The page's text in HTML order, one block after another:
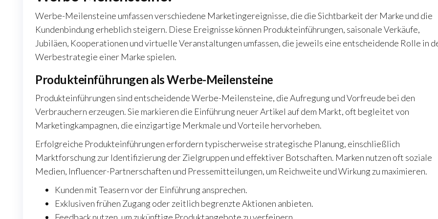
Werbe-Meilensteine umfassen verschiedene Marketingereignisse, die die Sichtbarkeit der Marke und die
Kundenbindung erheblich steigern. Diese Ereignisse können Produkteinführungen, saisonale Verkäufe,
Jubiläen, Kooperationen und virtuelle Veranstaltungen umfassen, die jeweils eine entscheidende Rolle in
Werbestrategie einer Marke spielen.
Produkteinführungen als Werbe-Meilensteine
Produkteinführungen sind entscheidende Werbe-Meilensteine, die Aufregung und Vorfreude bei den
Verbrauchern erzeugen. Sie markieren die Einführung neuer Artikel auf dem Markt, oft begleitet von
Marketingkampagnen, die einzigartige Merkmale und Vorteile hervorheben.
Erfolgreiche Produkteinführungen erfordern typischerweise strategische Planung, einschließlich
Marktforschung zur Identifizierung der Zielgruppen und effektiver Botschaften. Marken nutzen oft soziale
Medien, Influencer-Partnerschaften und Pressemitteilungen, um Reichweite und Wirkung zu maximieren.
Kunden mit Teasern vor der Einführung ansprechen.
Exklusiven frühen Zugang oder zeitlich begrenzte Aktionen anbieten.